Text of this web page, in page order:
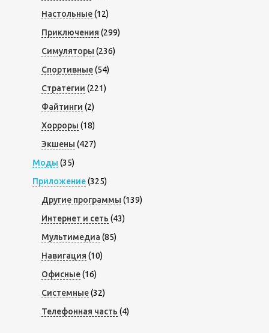
Настольные(12)
Приключения (299)
Симуляторы (236)
Спортивные(54)
Стратегии (221)
Файтинги (2)
Хорроры (18)
Экшены (427)
Моды (35)
Приложение(325)
Другие программы (139)
Интернет и сеть (43)
Мультимедиа (85)
Навигация (10)
Офисные(16)
Системные(32)
Телефонная часть (4)